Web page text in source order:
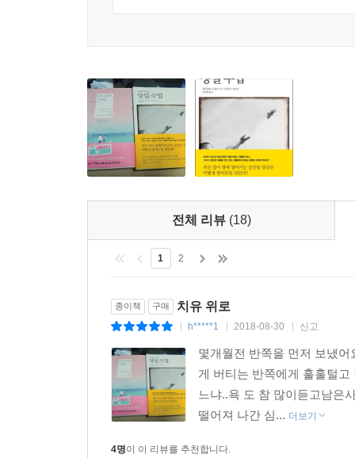
상실을 막을 수 없었던 스스로에 대한 분노, 혼자
하는 죄책감, 사랑하는 이 대신 자신을 죽게 해
울음이 터져 나온다.
이 책에서 상실은 극복될 수 없고 고통은 사라지
꿈을 통해 떠나간 이는 여전히 함께 하고 있고,
등은 지극히 정상적인 현상이며 상실의 아픔을
것들에 대한 수만 가지 감정들을 충분히 느끼
대해서는 미처 깨닫지 못하는 오류를 범하지 말
때 편지를 쓰면 큰 위로와 위안을 얻고 고통과
기일이나 특별한 기념일은 고인을 기억하는 모
자신을 돌볼 휴식과 회복의 시간이 필요한데 이
일은 어떤 것도 행하지 말라는 것이다.
전체 리뷰 (18)
1 2
종이책 구매 치유 위로
h*****1 2018-08-30 신고
몇개월전 반쪽을 먼저 보냈
게 버티는 반쪽에게 훌훌털
느냐..욕 도 참 많이듣고남은
떨어져 나간 심... 더보기
4명이 이 리뷰를 추천합니다.